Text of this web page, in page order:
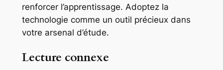
renforcer l’apprentissage. Adoptez la
technologie comme un outil précieux dans
votre arsenal d’étude.
Lecture connexe